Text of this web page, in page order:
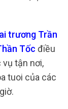
trương Trần
Tốc điều
tận nơi,
tuoi của các